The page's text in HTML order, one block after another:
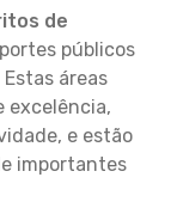
de
públicos
áreas
excelência,
e estão
importantes